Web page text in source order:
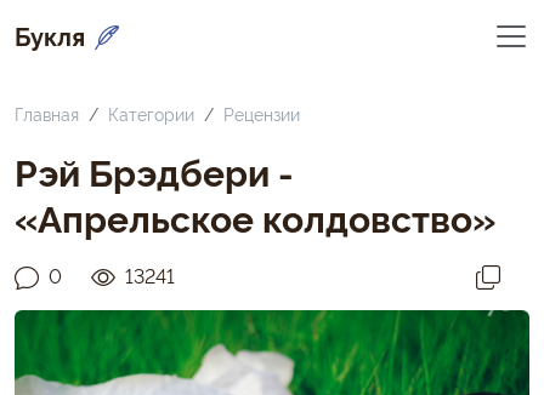
Букля
Главная Категории Рецензии
Рэй Брэдбери -
«Апрельское колдовство»
0 13241